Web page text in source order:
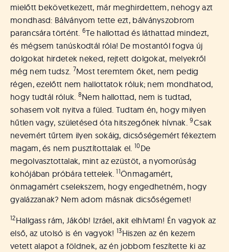
mielőtt bekövetkezett, már meghirdettem, nehogy azt
mondhasd: Bálványom tette ezt, bálványszobrom
parancsára történt.6Te hallottad és láthattad mindezt,
és mégsem tanúskodtál róla! De mostantól fogva új
dolgokat hirdetek neked, rejtett dolgokat, melyekről
még nem tudsz. 7Most teremtem őket, nem pedig
régen, ezelőtt nem hallottatok róluk; nem mondhatod,
hogy tudtál róluk. 8Nem hallottad, nem is tudtad,
sohasem volt nyitva a füled. Tudtam én, hogy milyen
hűtlen vagy, születésed óta hitszegőnek hívnak.9Csak
nevemért tűrtem ilyen sokáig, dicsőségemért fékeztem
magam, és nem pusztítottalak el. 10 De
megolvasztottalak, mint az ezüstöt, a nyomorúság
kohójában próbára tettelek. 11Önmagamért,
önmagamért cselekszem, hogy engedhetném, hogy
gyalázzanak? Nem adom másnak dicsőségemet!
12Hallgass rám, Jákób! Izráel, akit elhívtam! Én vagyok az
első, az utolsó is én vagyok! 13Hiszen az én kezem
vetett alapot a földnek, az én jobbom feszítette ki az